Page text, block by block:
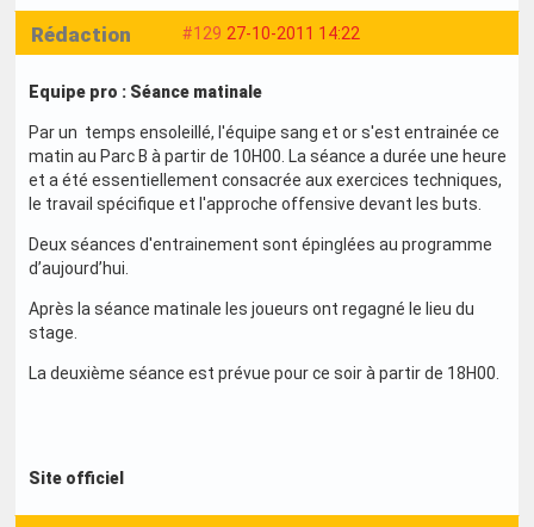
#129 27-10-2011 14:22
Rédaction
Equipe pro : Séance matinale
Par un temps ensoleillé, l'équipe sang et or s'est entrainée ce
matin au Parc B à partir de 10H00. La séance a durée une heure
et a été essentiellement consacrée aux exercices techniques,
le travail spécifique et l'approche offensive devant les buts.
Deux séances d'entrainement sont épinglées au programme
d’aujourd’hui.
Après la séance matinale les joueurs ont regagné le lieu du
stage.
La deuxième séance est prévue pour ce soir à partir de 18H00.
Site officiel